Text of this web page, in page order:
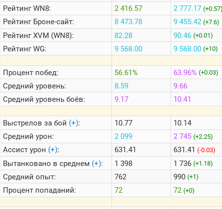
Теlegram
ВК
Портал
Мира
РейтингWN8:
РейтингБроне-сайт:
РейтингXVM (WN8):
РейтингWG:
Процент побед:
Средний уровень:
Средний уровень боёв:
Выстрелов за бой (+):
Средний урон:
Ассист урон (+):
Вытанковано в среднем (+):
Средний опыт:
Процент попаданий:
2 416.57
8 473.78
82.28
9 568.00
56.61%
8.59
9.17
10.77
2 099
631.41
1 398
762
72
2 777.17
9 455.42 (+7.6)
90.46 (+0.01)
9 568.00 (+10)
63.96% (+0.03)
9.66
10.41
10.14
2 745 (+2.25)
631.41 (-0.03)
1 736 (+1.18)
990 (+1)
72 (+0)